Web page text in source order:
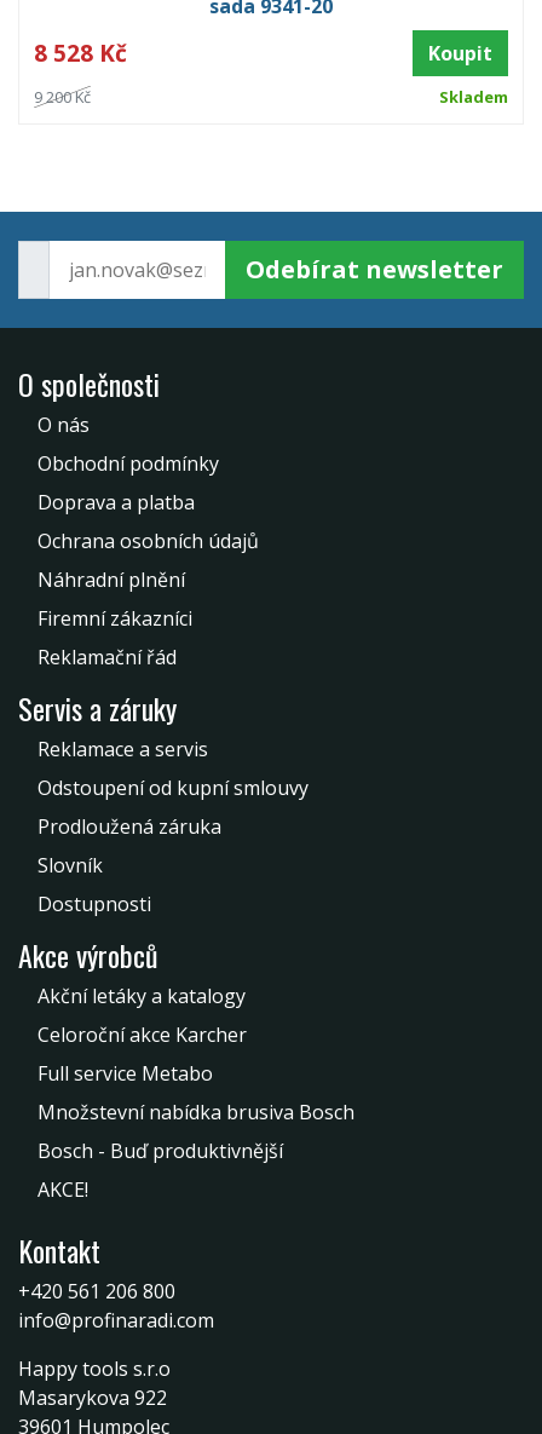
sada 9341-20
8 528 Kč Koupit
9 200 Kč Skladem
Odebírat newsletter
O společnosti
O nás
Obchodní podmínky
Doprava a platba
Ochrana osobních údajů
Náhradní plnění
Firemní zákazníci
Reklamační řád
Servis a záruky
Reklamace a servis
Odstoupení od kupní smlouvy
Prodloužená záruka
Slovník
Dostupnosti
Akce výrobců
Akční letáky a katalogy
Celoroční akce Karcher
Full service Metabo
Množstevní nabídka brusiva Bosch
Bosch - Buď produktivnější
AKCE!
Kontakt
+420 561 206 800
info@profinaradi.com
Happy tools s.r.o
Masarykova 922
39601 Humpolec